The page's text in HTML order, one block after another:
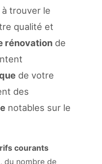
trouver le
qualité et
rénovation de
de votre
des
notables sur le
courants
du nombre de